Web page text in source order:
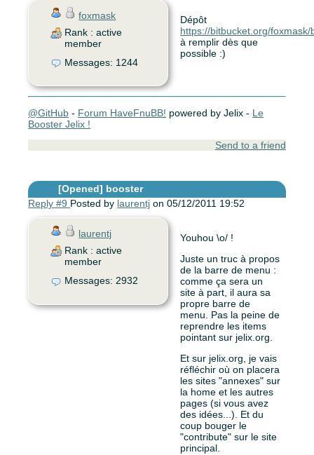
foxmask
Rank : active
member
Messages: 1244
Dépôt
https://bitbucket.org/
à remplir dès que
possible :)
@GitHub - Forum HaveFnuBB! powered by Jelix - Le
Booster Jelix !
Send to a friend
[Opened] booster
Reply #9 Posted by laurentj on 05/12/2011 19:52
laurentj
Rank : active
member
Messages: 2932
Youhou \o/ !
Juste un truc à propos
de la barre de menu :
comme ça sera un
site à part, il aura sa
propre barre de
menu. Pas la peine de
reprendre les items
pointant sur jelix.org.
Et sur jelix.org, je vais
réfléchir où on placera
les sites "annexes" sur
la home et les autres
pages (si vous avez
des idées...). Et du
coup bouger le
"contribute" sur le site
principal.